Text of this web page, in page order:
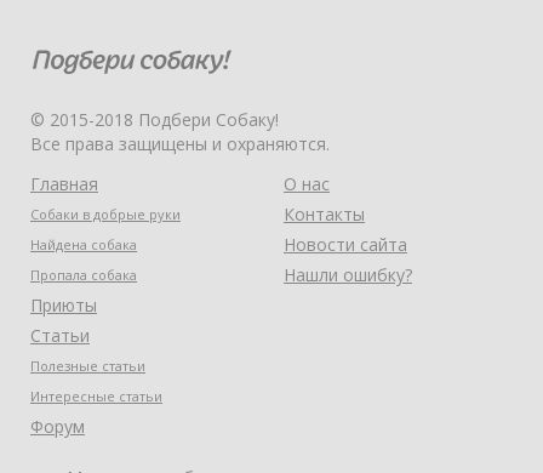
© 2015-2018 Подбери Собаку!
Все права защищены и охраняются.
Главная
Собаки в добрые руки
Найдена собака
Пропала собака
Приюты
Статьи
Полезные статьи
Интересные статьи
Форум
О нас
Контакты
Новости сайта
Нашли ошибку?